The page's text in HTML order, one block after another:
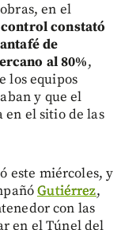
en el
constató
de
al 80%,
los equipos
y que el
en el sitio de las
este miércoles, y
Gutiérrez,
con las
en el Túnel del